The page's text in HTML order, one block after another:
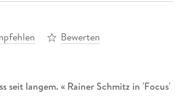
Bewerten
seit langem. « Rainer Schmitz in 'Focus'